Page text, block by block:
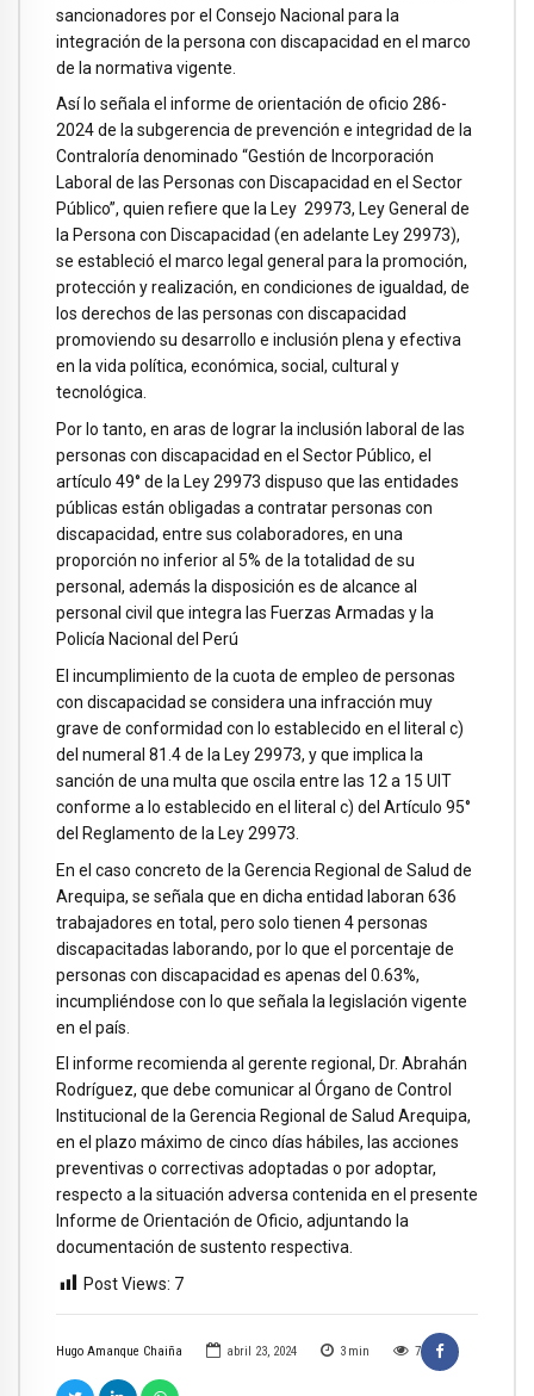
Hugo Amanque Chaiña abril 23, 2024 3 min 7
sancionadores por el Consejo Nacional para la
integración de la persona con discapacidad en el marco
de la normativa vigente.
Así lo señala el informe de orientación de oficio 286-
2024 de la subgerencia de prevención e integridad de la
Contraloría denominado “Gestión de Incorporación
Laboral de las Personas con Discapacidad en el Sector
Público”, quien refiere que la Ley 29973, Ley General de
la Persona con Discapacidad (en adelante Ley 29973),
se estableció el marco legal general para la promoción,
protección y realización, en condiciones de igualdad, de
los derechos de las personas con discapacidad
promoviendo su desarrollo e inclusión plena y efectiva
en la vida política, económica, social, cultural y
tecnológica.
Por lo tanto, en aras de lograr la inclusión laboral de las
personas con discapacidad en el Sector Público, el
artículo 49° de la Ley 29973 dispuso que las entidades
públicas están obligadas a contratar personas con
discapacidad, entre sus colaboradores, en una
proporción no inferior al 5% de la totalidad de su
personal, además la disposición es de alcance al
personal civil que integra las Fuerzas Armadas y la
Policía Nacional del Perú
El incumplimiento de la cuota de empleo de personas
con discapacidad se considera una infracción muy
grave de conformidad con lo establecido en el literal c)
del numeral 81.4 de la Ley 29973, y que implica la
sanción de una multa que oscila entre las 12 a 15 UIT
conforme a lo establecido en el literal c) del Artículo 95°
del Reglamento de la Ley 29973.
En el caso concreto de la Gerencia Regional de Salud de
Arequipa, se señala que en dicha entidad laboran 636
trabajadores en total, pero solo tienen 4 personas
discapacitadas laborando, por lo que el porcentaje de
personas con discapacidad es apenas del 0.63%,
incumpliéndose con lo que señala la legislación vigente
en el país.
El informe recomienda al gerente regional, Dr. Abrahán
Rodríguez, que debe comunicar al Órgano de Control
Institucional de la Gerencia Regional de Salud Arequipa,
en el plazo máximo de cinco días hábiles, las acciones
preventivas o correctivas adoptadas o por adoptar,
respecto a la situación adversa contenida en el presente
Informe de Orientación de Oficio, adjuntando la
documentación de sustento respectiva.
Post Views: 7